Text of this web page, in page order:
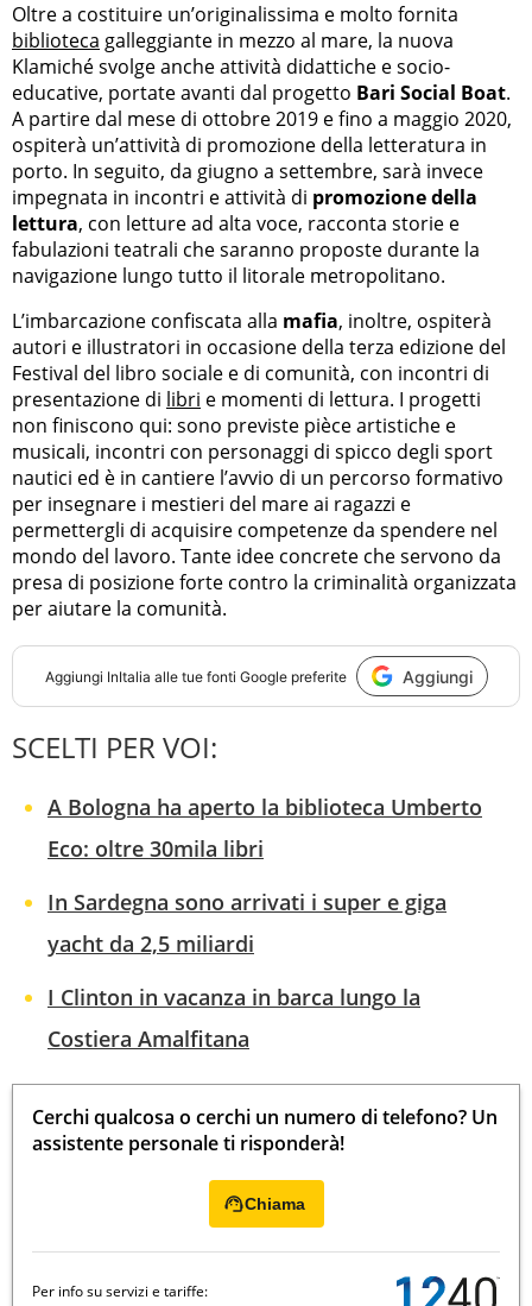
Oltre a costituire un’originalissima e molto fornita
biblioteca galleggiante in mezzo al mare, la nuova
Klamiché svolge anche attività didattiche e socio-
educative, portate avanti dal progetto Bari Social Boat.
A partire dal mese di ottobre 2019 e fino a maggio 2020,
ospiterà un’attività di promozione della letteratura in
porto. In seguito, da giugno a settembre, sarà invece
impegnata in incontri e attività di promozione della
lettura, con letture ad alta voce, racconta storie e
fabulazioni teatrali che saranno proposte durante la
navigazione lungo tutto il litorale metropolitano.
L’imbarcazione confiscata alla mafia, inoltre, ospiterà
autori e illustratori in occasione della terza edizione del
Festival del libro sociale e di comunità, con incontri di
presentazione di libri e momenti di lettura. I progetti
non finiscono qui: sono previste pièce artistiche e
musicali, incontri con personaggi di spicco degli sport
nautici ed è in cantiere l’avvio di un percorso formativo
per insegnare i mestieri del mare ai ragazzi e
permettergli di acquisire competenze da spendere nel
mondo del lavoro. Tante idee concrete che servono da
presa di posizione forte contro la criminalità organizzata
per aiutare la comunità.
Aggiungi InItalia alle tue fonti Google preferite Aggiungi
SCELTI PER VOI:
A Bologna ha aperto la biblioteca Umberto
Eco: oltre 30mila libri
In Sardegna sono arrivati i super e giga
yacht da 2,5 miliardi
I Clinton in vacanza in barca lungo la
Costiera Amalfitana
Cerchi qualcosa o cerchi un numero di telefono? Un
assistente personale ti risponderà!
Chiama
Per info su servizi e tariffe: